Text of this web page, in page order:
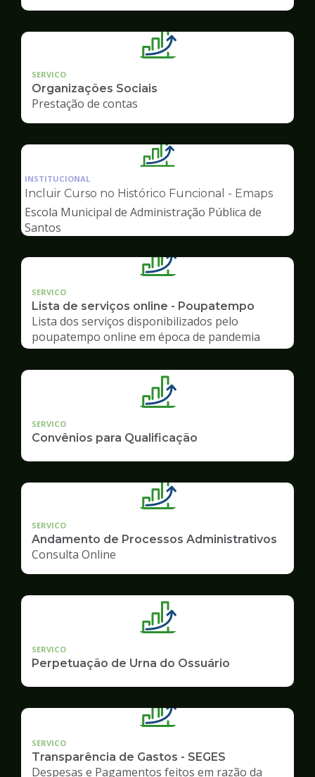
SERVICO
Organizações Sociais
Prestação de contas
Ilustração
pagina
de
Gestão
INSTITUCIONAL
Incluir Curso no Histórico Funcional - Emaps
Escola Municipal de Administração Pública de
Santos
SERVICO
Lista de serviços online - Poupatempo
Lista dos serviços disponibilizados pelo
poupatempo online em época de pandemia
SERVICO
Convênios para Qualificação
SERVICO
Andamento de Processos Administrativos
Consulta Online
SERVICO
Perpetuação de Urna do Ossuário
SERVICO
Transparência de Gastos - SEGES
Despesas e Pagamentos feitos em razão da